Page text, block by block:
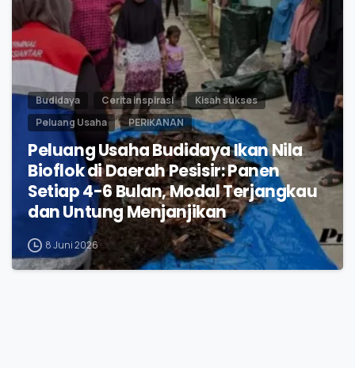
Budidaya Cerita inspirasi
Kisah sukses
Peluang Usaha
PERIKANAN
Peluang Usaha Budidaya Ikan Nila
Bioflok di Daerah Pesisir: Panen
Setiap 4-6 Bulan, Modal Terjangkau
dan Untung Menjanjikan
8 Juni 2026